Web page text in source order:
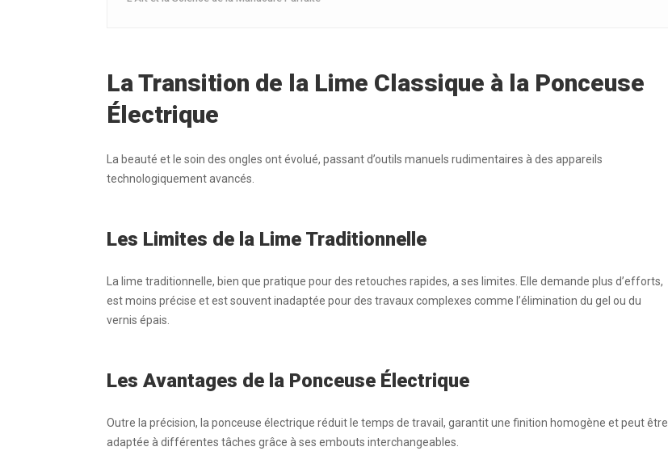
La Transition de la Lime Classique à la Ponceuse
Électrique
La beauté et le soin des ongles ont évolué, passant d’outils manuels rudimentaires à des appareils
technologiquement avancés.
Les Limites de la Lime Traditionnelle
La lime traditionnelle, bien que pratique pour des retouches rapides, a ses limites. Elle demande plus d’efforts,
est moins précise et est souvent inadaptée pour des travaux complexes comme l’élimination du gel ou du
vernis épais.
Les Avantages de la Ponceuse Électrique
Outre la précision, la ponceuse électrique réduit le temps de travail, garantit une finition homogène et peut être
adaptée à différentes tâches grâce à ses embouts interchangeables.